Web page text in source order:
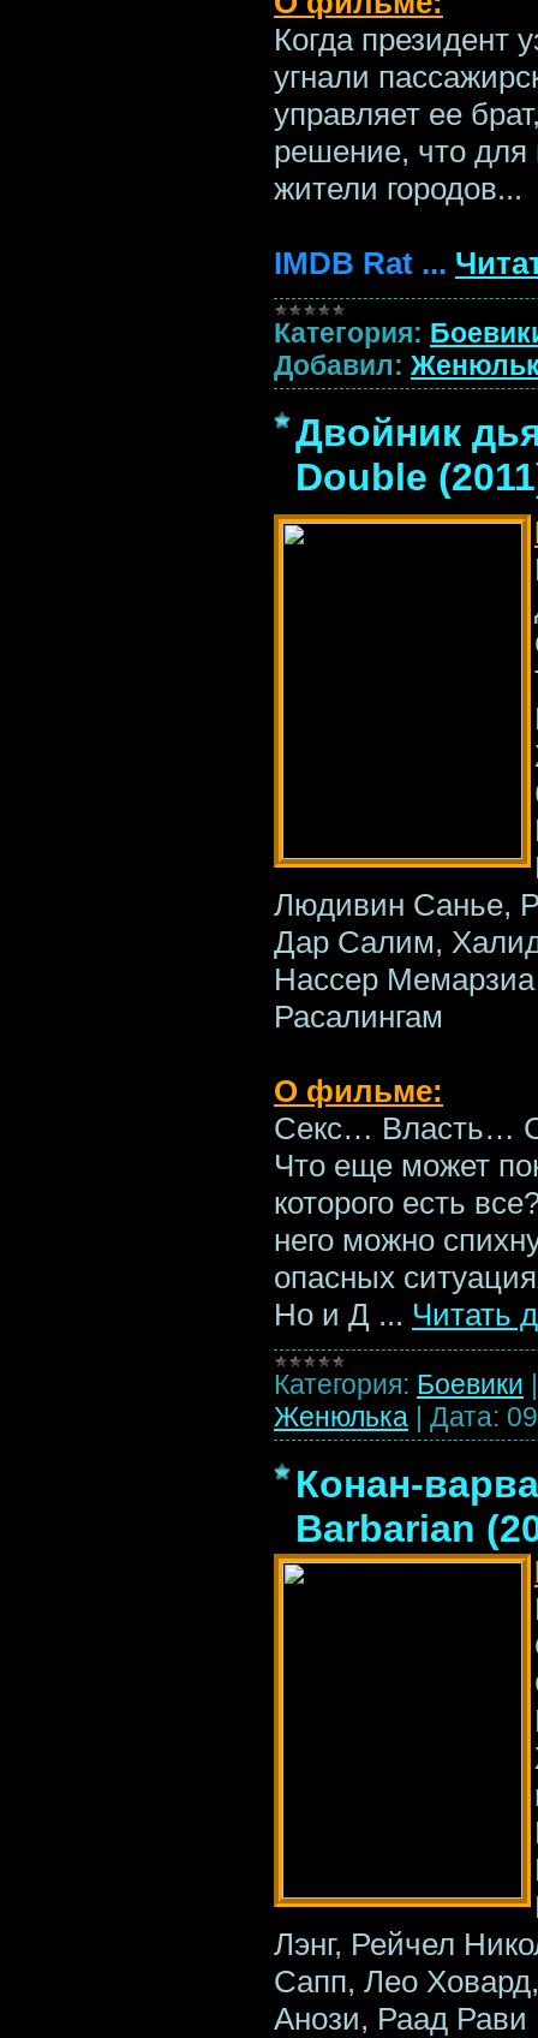
Когда президент
угнали
управляет ее
решение, что для
жители городов...
IMDB Rat ...
Категория:
Добавил:
Двойник
Double
Людивин Санье,
Дар Салим,
Нассер
Расалингам
О фильме:
Секс… Власть…
Что еще может
которого есть
него можно
опасных
Но и Д ... Читать
Категория: Боевики
Женюлька | Дата:
Конан-
Barbarian
Лэнг, Рейчел
Сапп, Лео
Анози, Раад Рави